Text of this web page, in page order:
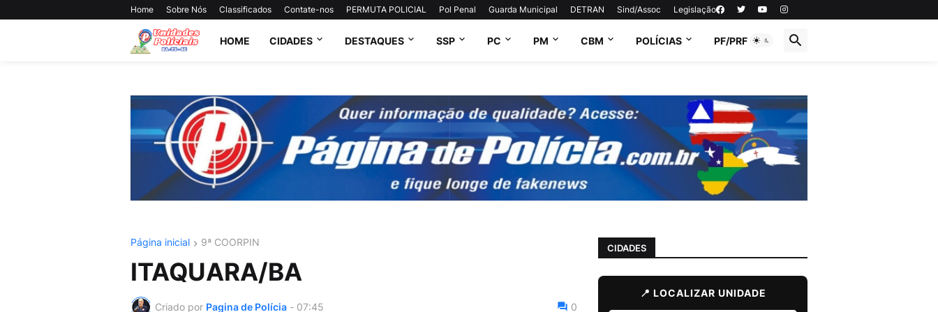
Home Sobre Nós Classificados Contate-nos PERMUTA POLICIAL Pol Penal Guarda Municipal DETRAN Sind/Assoc Legislação
HOME CIDADES DESTAQUES SSP PC PM CBM POLÍCIAS PF/PRF
Página inicial 9ª COORPIN
ITAQUARA/BA
Criado por Pagina de Polícia - 07:45 0
CIDADES
📍 LOCALIZAR UNIDADE